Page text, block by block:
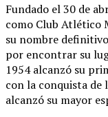
Fundado el 30 de
como Club Atlético
su nombre
por encontrar su
1954 alcanzó su
con la conquista de
alcanzó su mayor